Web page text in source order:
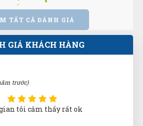
TẤT CẢ ĐÁNH GIÁ
GIÁ KHÁCH HÀNG
tin đồn mua hàng online không
tại web này thì quá good luôn
trước)
tôi cảm thấy rất ok